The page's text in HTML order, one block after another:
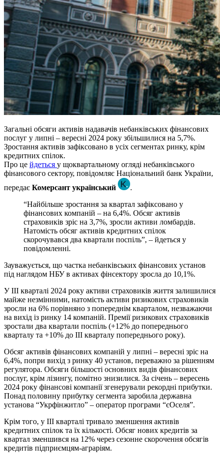
Загальні обсяги активів надавачів небанківських фінансових
послуг у липні – вересні 2024 року збільшилися на 5,7%.
Зростання активів зафіксовано в усіх сегментах ринку, крім
кредитних спілок.
Про це йдеться у щоквартальному огляді небанківського
фінансового сектору, повідомляє Національний банк України,
передає Комерсант український
.
“Найбільше зростання за квартал зафіксовано у
фінансових компаній – на 6,4%. Обсяг активів
страховиків зріс на 3,7%, зросли активи ломбардів.
Натомість обсяг активів кредитних спілок
скорочувався два квартали поспіль”, – йдеться у
повідомленні.
Зауважується, що частка небанківських фінансових установ
під наглядом НБУ в активах фінсектору зросла до 10,1%.
У III кварталі 2024 року активи страховиків життя залишилися
майже незмінними, натомість активи ризикових страховиків
зросли на 6% порівняно з попереднім кварталом, незважаючи
на вихід із ринку 14 компаній. Премії ризикових страховиків
зростали два квартали поспіль (+12% до попереднього
кварталу та +10% до III кварталу попереднього року).
Обсяг активів фінансових компаній у липні – вересні зріс на
6,4%, попри вихід з ринку 40 установ, переважно за рішенням
регулятора. Обсяги більшості основних видів фінансових
послуг, крім лізингу, помітно знизилися. За січень – вересень
2024 року фінансові компанії згенерували рекордні прибутки.
Понад половину прибутку сегмента заробила державна
установа “Укрфінжитло” – оператор програми “єОселя”.
Крім того, у III кварталі тривало зменшення активів
кредитних спілок та їх кількості. Обсяг нових кредитів за
квартал зменшився на 12% через сезонне скорочення обсягів
кредитів підприємцям-аграріям.